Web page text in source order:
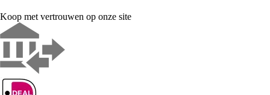
Koop met vertrouwen op onze site